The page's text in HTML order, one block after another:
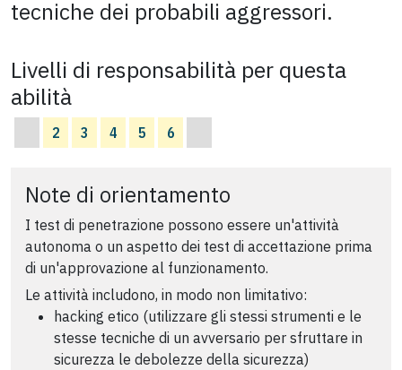
tecniche dei probabili aggressori.
Livelli di responsabilità per questa
abilità
2 3 4 5 6
Note di orientamento
I test di penetrazione possono essere un'attività
autonoma o un aspetto dei test di accettazione prima
di un'approvazione al funzionamento.
Le attività includono, in modo non limitativo:
hacking etico (utilizzare gli stessi strumenti e le
stesse tecniche di un avversario per sfruttare in
sicurezza le debolezze della sicurezza)